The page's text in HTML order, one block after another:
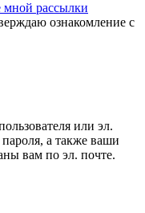
мной рассылки
ознакомление с
или эл.
а также ваши
вам по эл. почте.